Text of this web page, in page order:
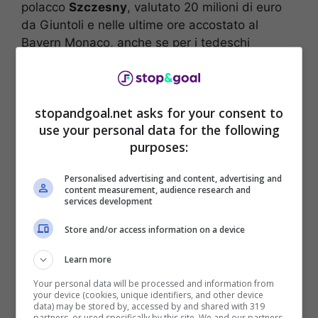
polacco Szczesny, valutato 20 milioni di euro
da Giuntoli e nelle ultime ore accostato al
Bayern Monaco, anche se per i tedeschi
bavaresi lavorano anche su Raya, ma qualora
non riuscissero ad arrivare al loro primo
obiettivo Szczesny potrebbe sbarcare in
stopandgoal.net asks for your consent to
use your personal data for the following
purposes:
Personalised advertising and content, advertising and
content measurement, audience research and
services development
Store and/or access information on a device
Learn more
Your personal data will be processed and information from
your device (cookies, unique identifiers, and other device
data) may be stored by, accessed by and shared with 319